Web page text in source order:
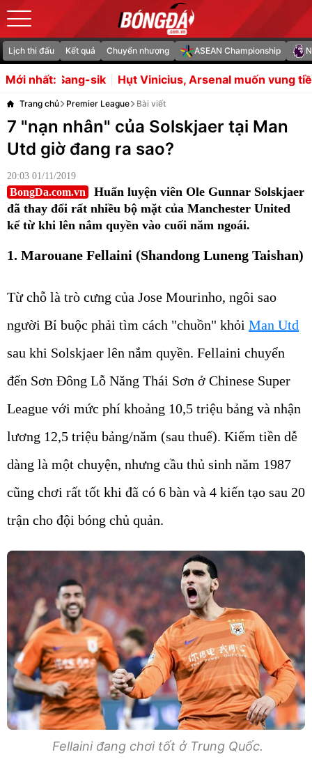
Lịch thi đấu Kết quả Chuyển nhượng ASEAN Championship
Mới nhất:
Hụt Vinicius, Arsenal muốn vung tiền mua Kenan
Trang chủ Premier League Bài viết
7 "nạn nhân" của Solskjaer tại Man
Utd giờ đang ra sao?
20:03 01/11/2019
BongDa.com.vn
Huấn luyện viên Ole Gunnar Solskjaer
đã thay đổi rất nhiều bộ mặt của Manchester United
kể từ khi lên nắm quyền vào cuối năm ngoái.
1. Marouane Fellaini (Shandong Luneng Taishan)
Từ chỗ là trò cưng của Jose Mourinho, ngôi sao
người Bỉ buộc phải tìm cách "chuồn" khỏi Man Utd
sau khi Solskjaer lên nắm quyền. Fellaini chuyển
đến Sơn Đông Lỗ Năng Thái Sơn ở Chinese Super
League với mức phí khoảng 10,5 triệu bảng và nhận
lương 12,5 triệu bảng/năm (sau thuế). Kiếm tiền dễ
dàng là một chuyện, nhưng cầu thủ sinh năm 1987
cũng chơi rất tốt khi đã có 6 bàn và 4 kiến tạo sau 20
trận cho đội bóng chủ quản.
Fellaini đang chơi tốt ở Trung Quốc.